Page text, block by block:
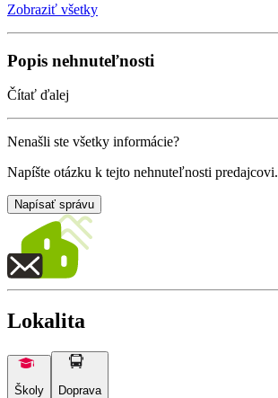
Zobraziť všetky
Popis nehnuteľnosti
Čítať ďalej
Nenašli ste všetky informácie?
Napíšte otázku k tejto nehnuteľnosti predajcovi.
Napísať správu
Lokalita
Školy Doprava